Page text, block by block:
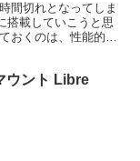
間切れとなってしま
搭載していこうと思
おくのは、性能的に
ウント Libre